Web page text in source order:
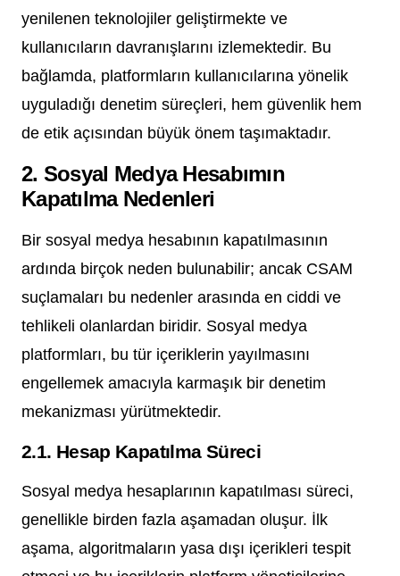
yenilenen teknolojiler geliştirmekte ve
kullanıcıların davranışlarını izlemektedir. Bu
bağlamda, platformların kullanıcılarına yönelik
uyguladığı denetim süreçleri, hem güvenlik hem
de etik açısından büyük önem taşımaktadır.
2. Sosyal Medya Hesabımın
Kapatılma Nedenleri
Bir sosyal medya hesabının kapatılmasının
ardında birçok neden bulunabilir; ancak CSAM
suçlamaları bu nedenler arasında en ciddi ve
tehlikeli olanlardan biridir. Sosyal medya
platformları, bu tür içeriklerin yayılmasını
engellemek amacıyla karmaşık bir denetim
mekanizması yürütmektedir.
2.1. Hesap Kapatılma Süreci
Sosyal medya hesaplarının kapatılması süreci,
genellikle birden fazla aşamadan oluşur. İlk
aşama, algoritmaların yasa dışı içerikleri tespit